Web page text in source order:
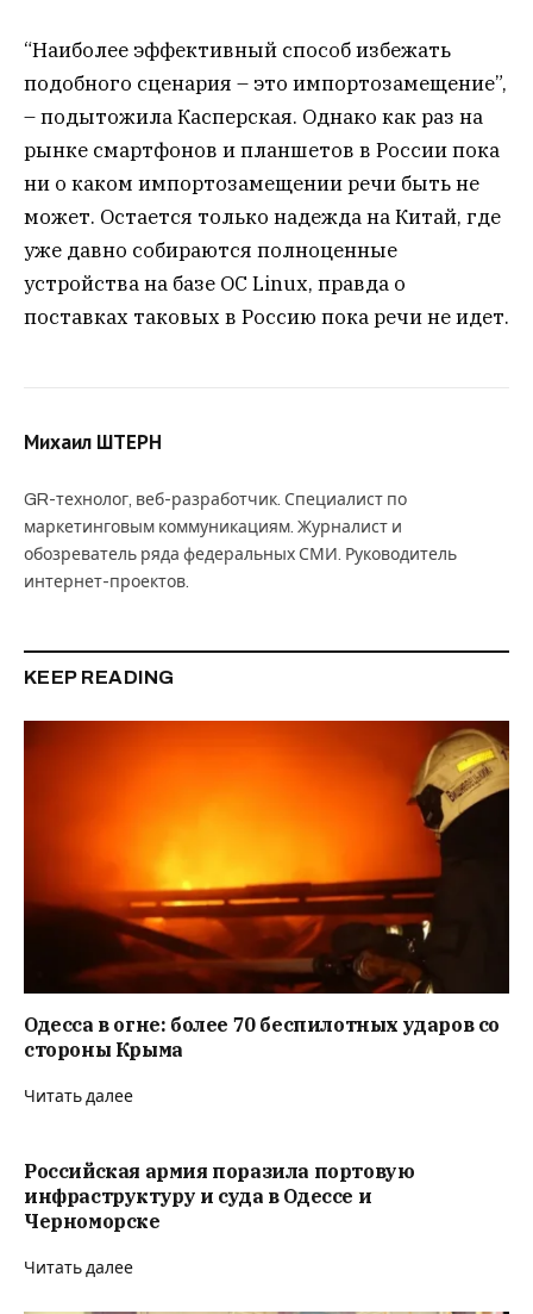
“Наиболее эффективный способ избежать
подобного сценария – это импортозамещение”,
– подытожила Касперская. Однако как раз на
рынке смартфонов и планшетов в России пока
ни о каком импортозамещении речи быть не
может. Остается только надежда на Китай, где
уже давно собираются полноценные
устройства на базе ОС Linux, правда о
поставках таковых в Россию пока речи не идет.
Михаил ШТЕРН
GR-технолог, веб-разработчик. Специалист по
маркетинговым коммуникациям. Журналист и
обозреватель ряда федеральных СМИ. Руководитель
интернет-проектов.
KEEP READING
Одесса в огне: более 70 беспилотных ударов со
стороны Крыма
Читать далее
Российская армия поразила портовую
инфраструктуру и суда в Одессе и
Черноморске
Читать далее